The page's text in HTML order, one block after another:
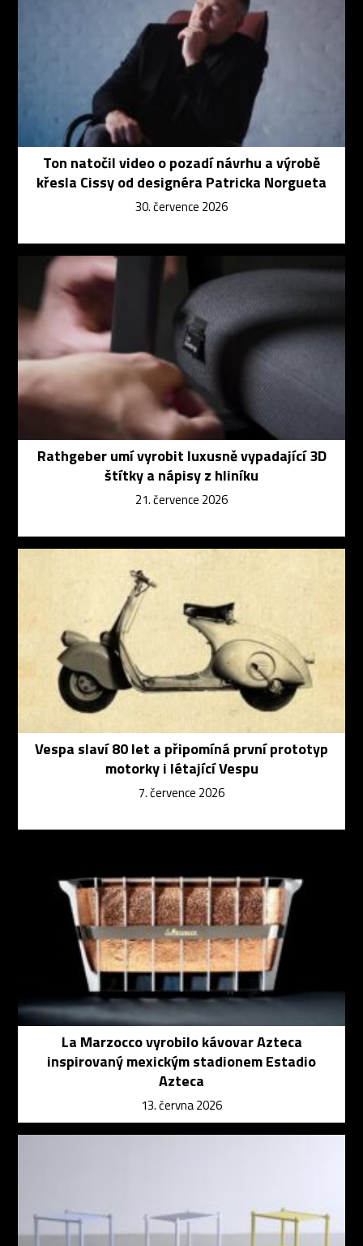
Ton natočil video o pozadí návrhu a výrobě
křesla Cissy od designéra Patricka Norgueta
30. července 2026
Rathgeber umí vyrobit luxusně vypadající 3D
štítky a nápisy z hliníku
21. července 2026
Vespa slaví 80 let a připomíná první prototyp
motorky i létající Vespu
7. července 2026
La Marzocco vyrobilo kávovar Azteca
inspirovaný mexickým stadionem Estadio
Azteca
13. června 2026